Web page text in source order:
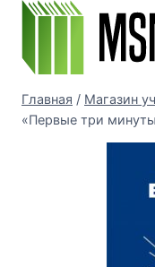
Перейти
содержимому
Главная / Магазин
«Первые три